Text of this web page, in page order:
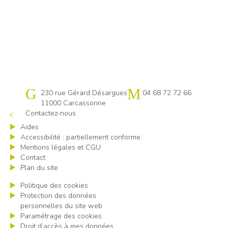
Cap emploi 11
230 rue Gérard Désargues
11000 Carcassonne
04 68 72 72 66
Contactez-nous
Aides
Accessibilité : partiellement conforme
Mentions légales et CGU
Contact
Plan du site
Politique des cookies
Protection des données
personnelles du site web
Paramétrage des cookies